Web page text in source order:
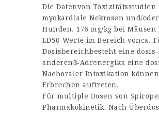
Die Datenvon
myokardiale Nekrosen und/
Hunden. 176 mg/kg bei
LD50‑Werte im Bereich
Dosisbereichbesteht eine
anderenβ‑Adrenergika eine
Nachoraler Intoxikation
Erbrechen auftreten.
Für multiple Dosen von
Pharmakokinetik. Nach